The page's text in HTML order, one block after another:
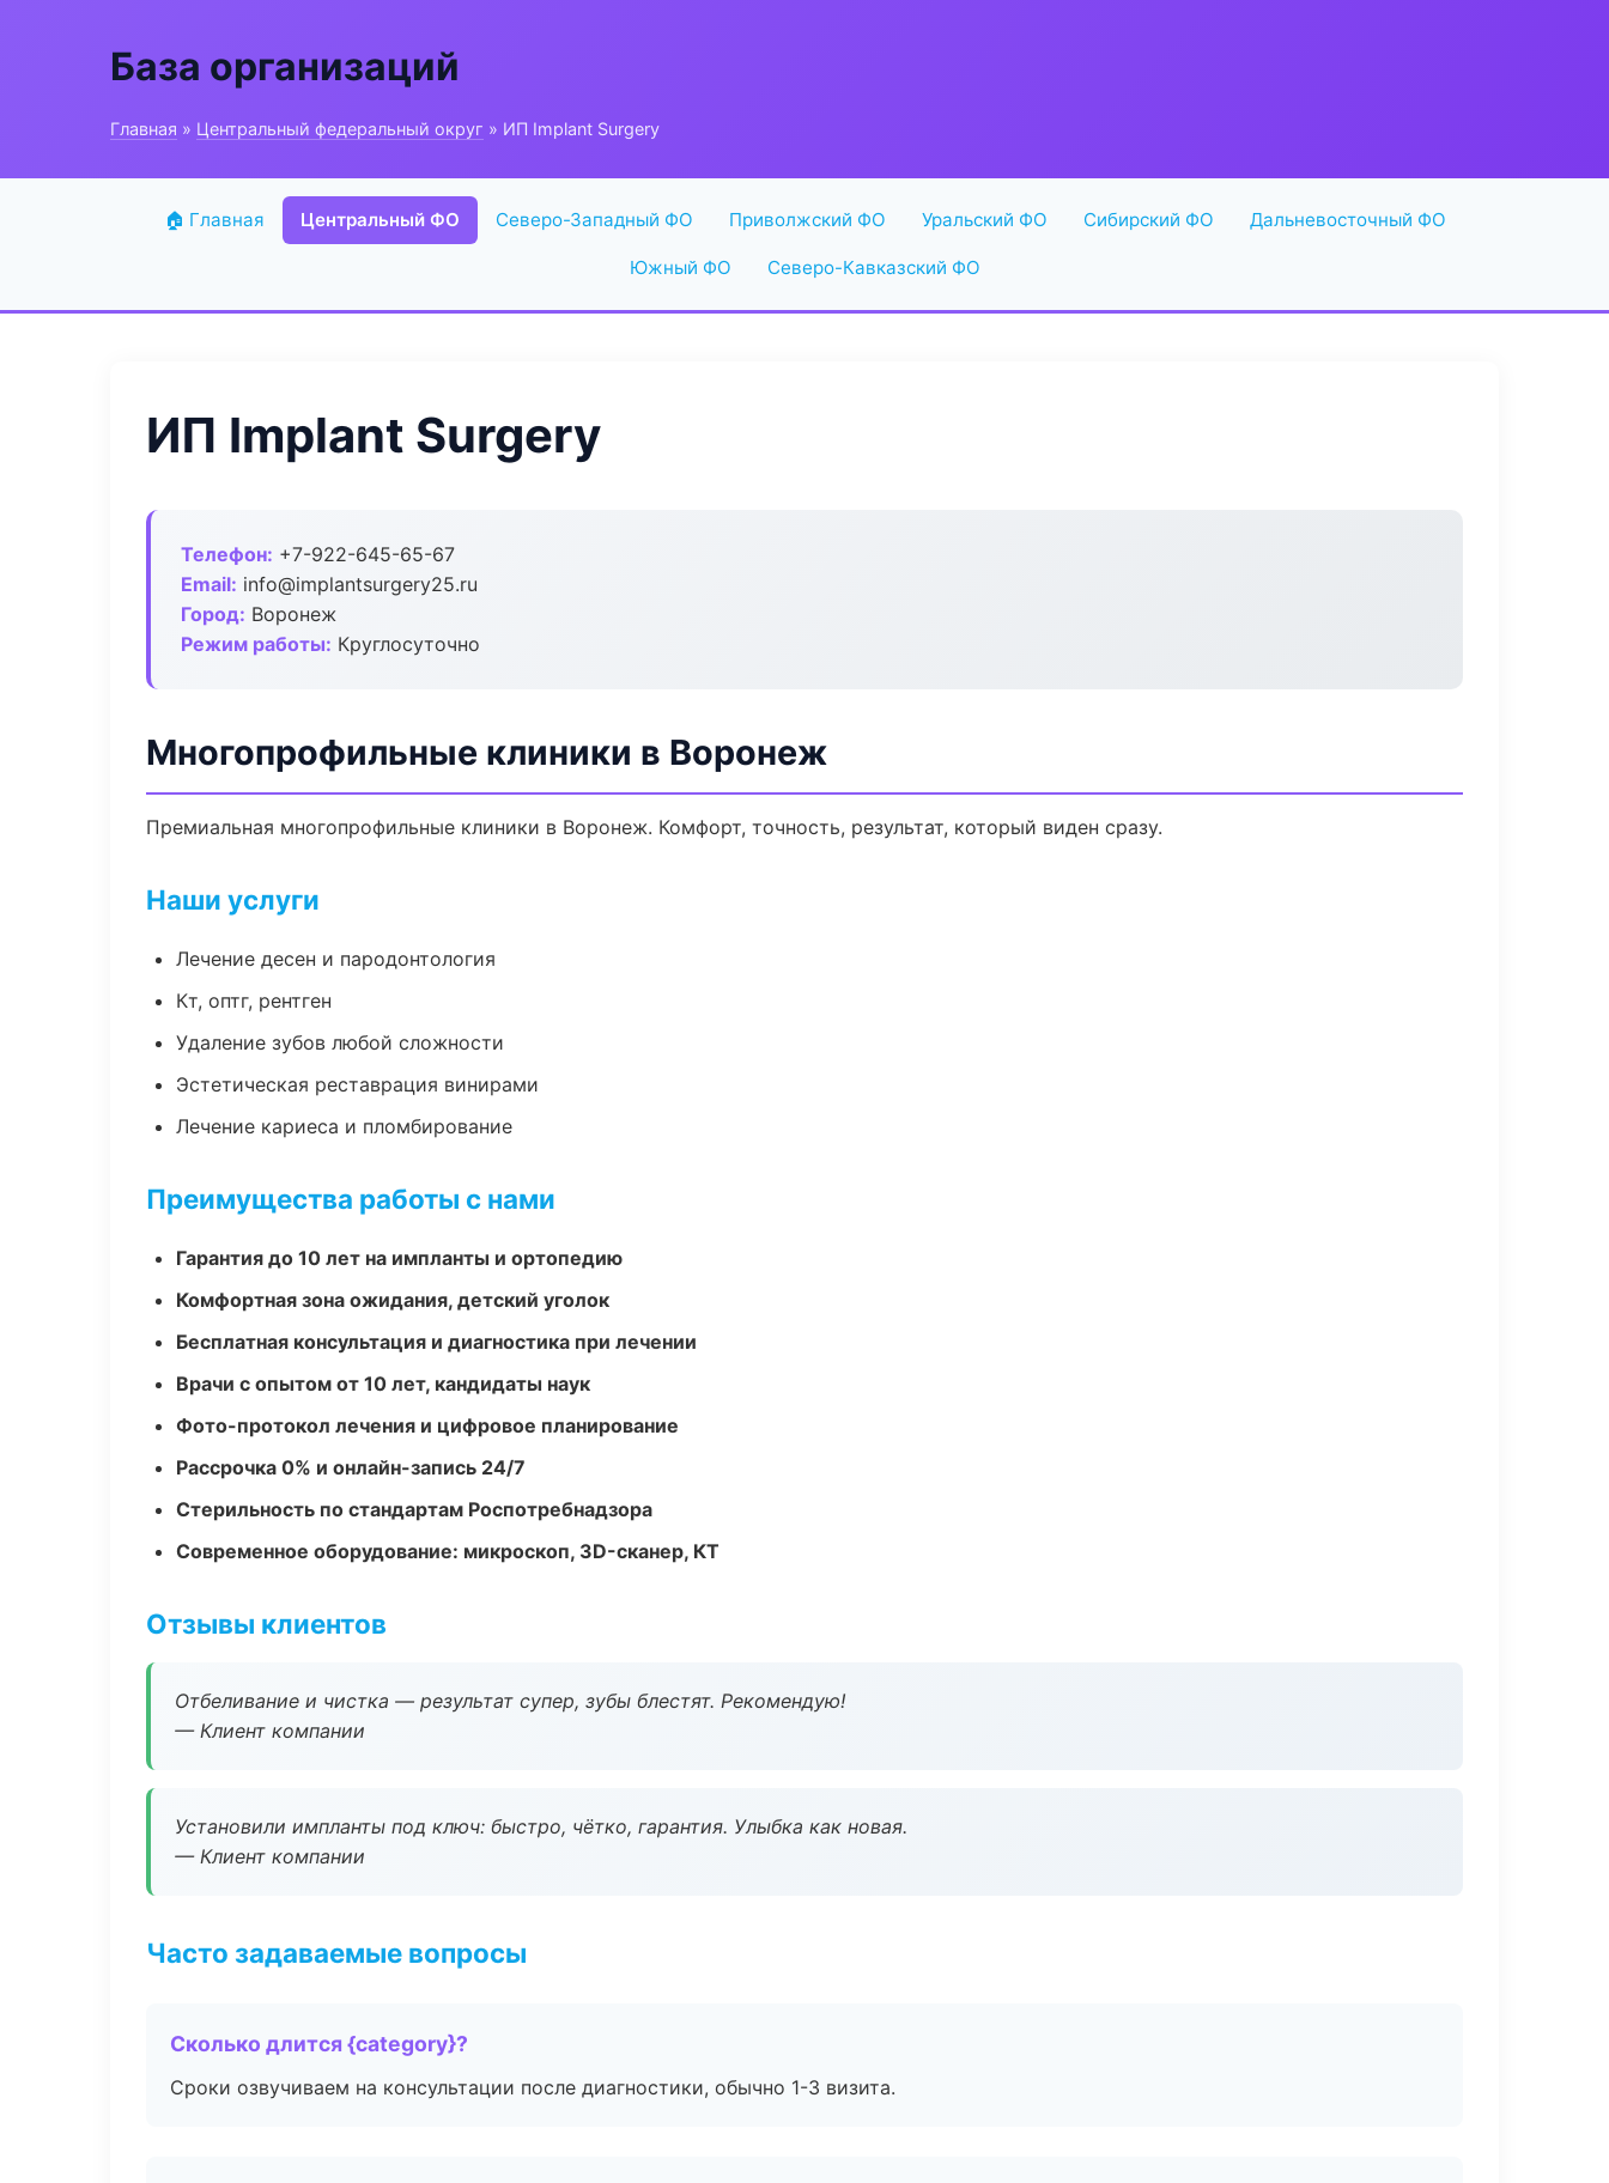
База организаций
Главная » Центральный федеральный округ » ИП Implant Surgery
🏠 Главная Центральный ФО Северо-Западный ФО Приволжский ФО Уральский ФО Сибирский ФО Дальневосточный ФО
Южный ФО Северо-Кавказский ФО
ИП Implant Surgery
Телефон: +7-922-645-65-67
Email: info@implantsurgery25.ru
Город: Воронеж
Режим работы: Круглосуточно
Многопрофильные клиники в Воронеж
Премиальная многопрофильные клиники в Воронеж. Комфорт, точность, результат, который виден сразу.
Наши услуги
Лечение десен и пародонтология
Кт, оптг, рентген
Удаление зубов любой сложности
Эстетическая реставрация винирами
Лечение кариеса и пломбирование
Преимущества работы с нами
Гарантия до 10 лет на импланты и ортопедию
Комфортная зона ожидания, детский уголок
Бесплатная консультация и диагностика при лечении
Врачи с опытом от 10 лет, кандидаты наук
Фото-протокол лечения и цифровое планирование
Рассрочка 0% и онлайн-запись 24/7
Стерильность по стандартам Роспотребнадзора
Современное оборудование: микроскоп, 3D-сканер, КТ
Отзывы клиентов
Отбеливание и чистка — результат супер, зубы блестят. Рекомендую!
— Клиент компании
Установили импланты под ключ: быстро, чётко, гарантия. Улыбка как новая.
— Клиент компании
Часто задаваемые вопросы
Сколько длится {category}?
Сроки озвучиваем на консультации после диагностики, обычно 1-3 визита.